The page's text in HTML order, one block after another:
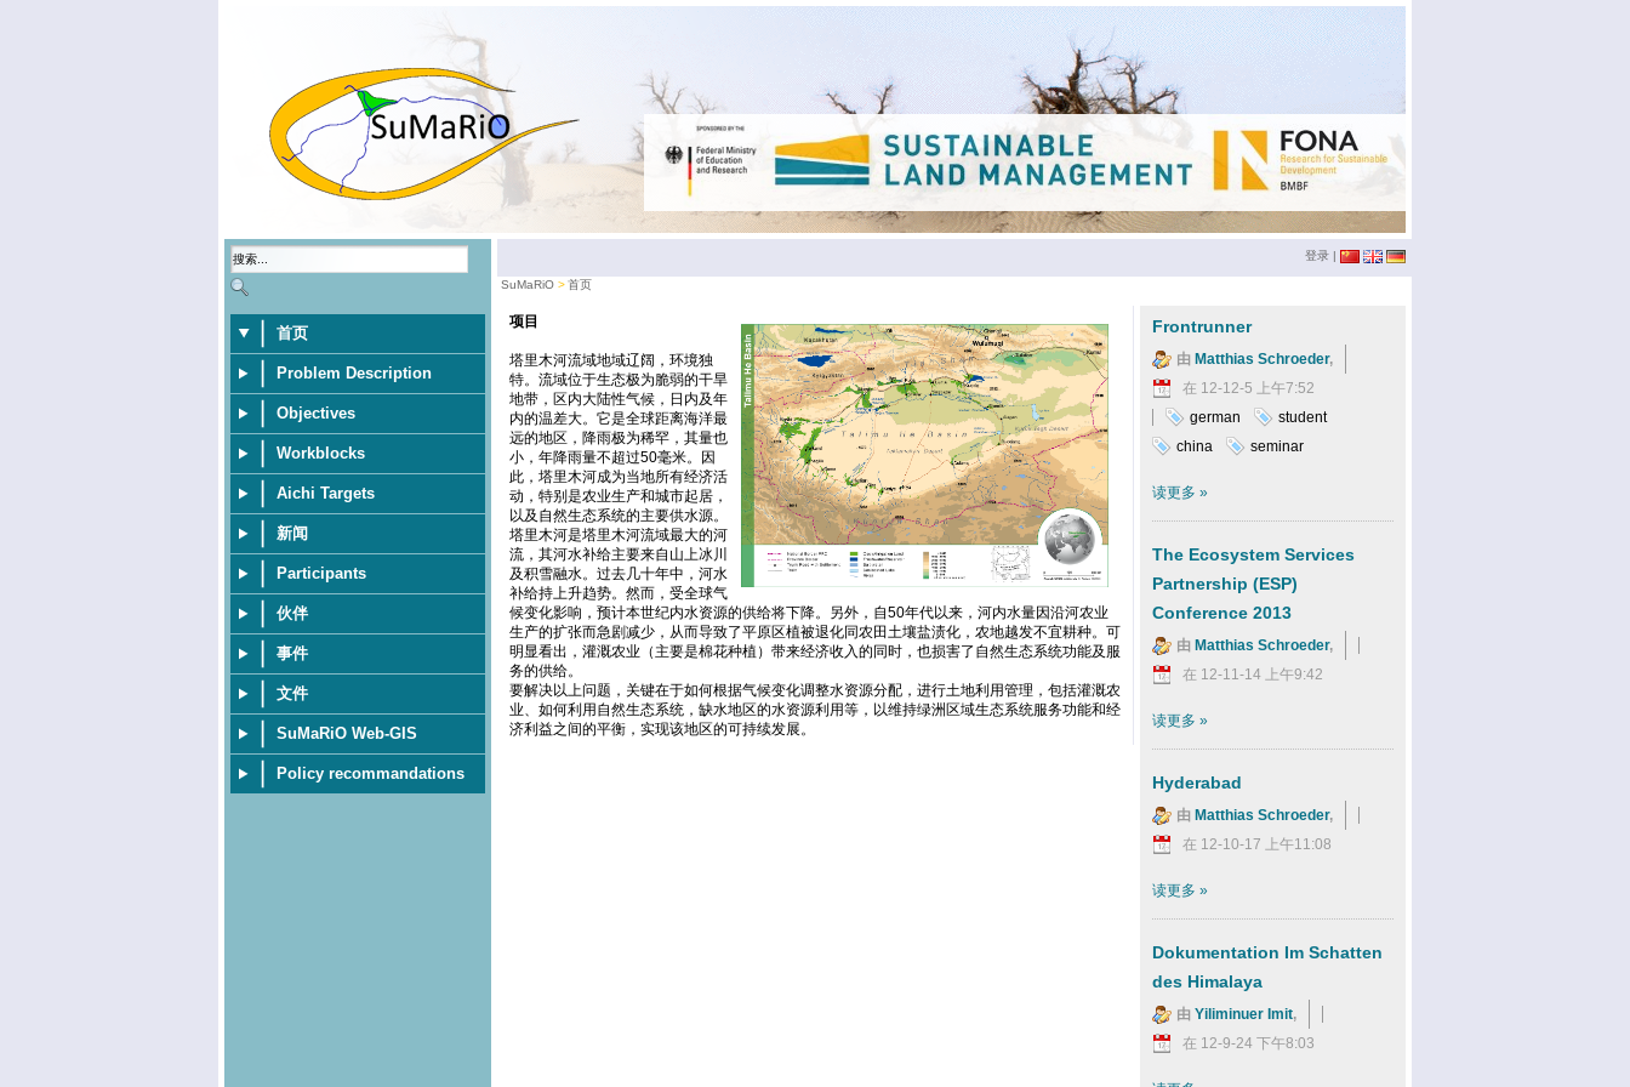
首页
Problem Description
Objectives
Workblocks
Aichi Targets
新闻
Participants
伙伴
事件
文件
SuMaRiO Web-GIS
Policy recommandations
登录 |
SuMaRiO 首页
项目
塔里木河流域地域辽阔，环境独
特。流域位于生态极为脆弱的干旱
地带，区内大陆性气候，日内及年
内的温差大。它是全球距离海洋最
远的地区，降雨极为稀罕，其量也
小，年降雨量不超过50毫米。因
此，塔里木河成为当地所有经济活
动，特别是农业生产和城市起居，
以及自然生态系统的主要供水源。
塔里木河是塔里木河流域最大的河
流，其河水补给主要来自山上冰川
及积雪融水。过去几十年中，河水
补给持上升趋势。然而，受全球气
候变化影响，预计本世纪内水资源的供给将下降。另外，自50年代以来，河内水量因沿河农业
生产的扩张而急剧减少，从而导致了平原区植被退化同农田土壤盐渍化，农地越发不宜耕种。可
明显看出，灌溉农业（主要是棉花种植）带来经济收入的同时，也损害了自然生态系统功能及服
务的供给。
要解决以上问题，关键在于如何根据气候变化调整水资源分配，进行土地利用管理，包括灌溉农
业、如何利用自然生态系统，缺水地区的水资源利用等，以维持绿洲区域生态系统服务功能和经
济利益之间的平衡，实现该地区的可持续发展。
Frontrunner
由 Matthias Schroeder,
在 12-12-5 上午7:52
german
student
china
seminar
读更多 »
The Ecosystem Services
Partnership (ESP)
Conference 2013
由 Matthias Schroeder,
在 12-11-14 上午9:42
读更多 »
Hyderabad
由 Matthias Schroeder,
在 12-10-17 上午11:08
读更多 »
Dokumentation Im Schatten
des Himalaya
由 Yiliminuer Imit,
在 12-9-24 下午8:03